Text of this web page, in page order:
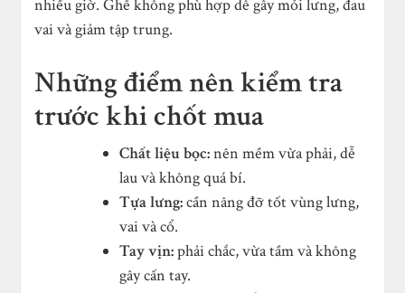
nhiều giờ. Ghế không phù hợp dễ gây mỏi lưng, đau
vai và giảm tập trung.
Những điểm nên kiểm tra
trước khi chốt mua
Chất liệu bọc:nên mềm vừa phải, dễ
lau và không quá bí.
Tựa lưng:cần nâng đỡ tốt vùng lưng,
vai và cổ.
Tay vịn:phải chắc, vừa tầm và không
gây cấn tay.